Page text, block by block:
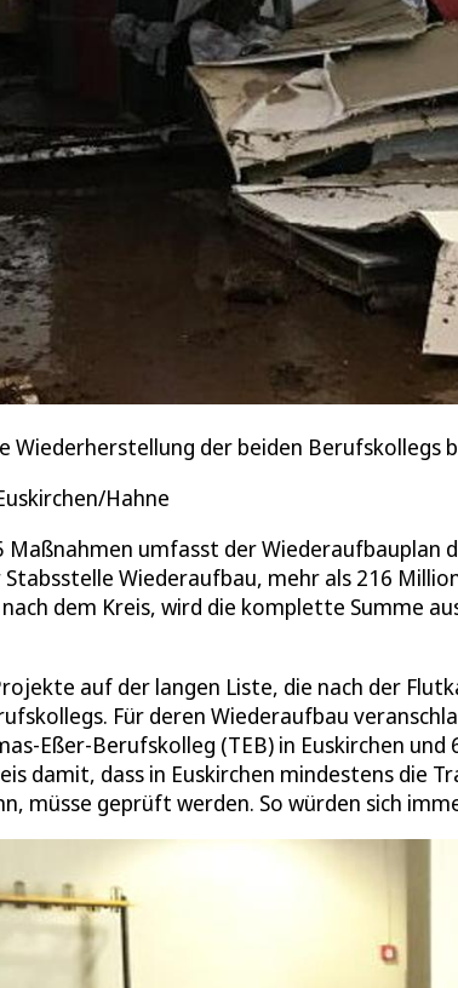
Wiederherstellung der beiden
Hahne
Maßnahmen umfasst der Wiederaufbauplan
Stabsstelle Wiederaufbau, mehr als 216
dem Kreis, wird die komplette Summe
auf der langen Liste, die nach der
Für deren Wiederaufbau
Eßer-Berufskolleg (TEB) in Euskirchen
damit, dass in Euskirchen mindestens die
müsse geprüft werden. So würden sich